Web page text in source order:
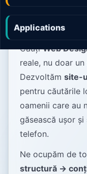
Applications
pentru
CauțiWeb
reale, nu doar un
Dezvoltăm site-
pentru căutările
oamenii care au
găsească ușor
telefon.
Ne ocupăm de
structură →